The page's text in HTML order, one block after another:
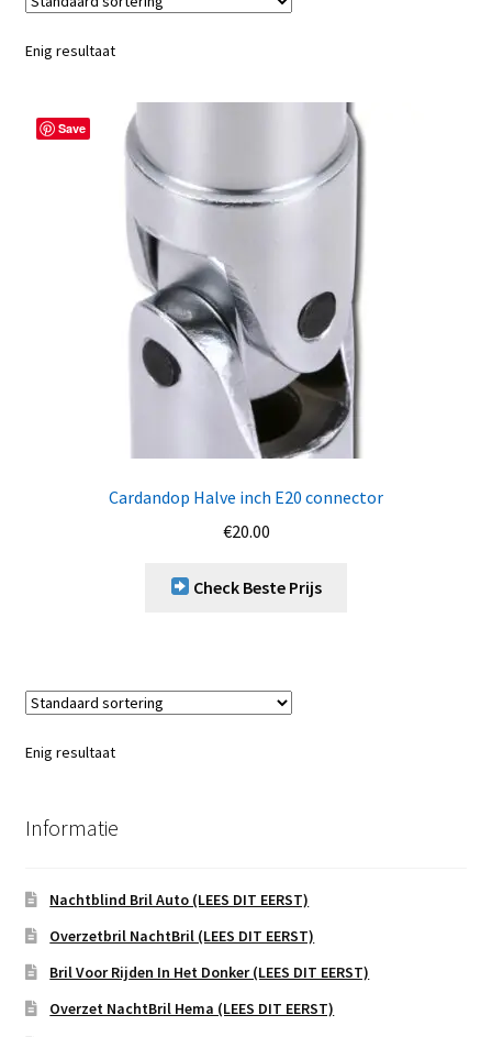
Enig resultaat
Save
Cardandop Halve inch E20 connector
€20.00
Check Beste Prijs
Enig resultaat
Informatie
Nachtblind Bril Auto (LEES DIT EERST)
Overzetbril NachtBril (LEES DIT EERST)
Bril Voor Rijden In Het Donker (LEES DIT EERST)
Overzet NachtBril Hema (LEES DIT EERST)